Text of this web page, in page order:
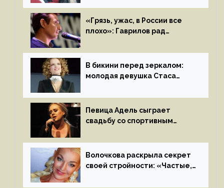
«Грязь, ужас, в России все
плохо»: Гаврилов рад
иноагентов
В бикини перед зеркалом:
молодая девушка Стаса
на камеру
Певица Адель сыграет
свадьбу со спортивным
летом
Волочкова раскрыла секрет
своей стройности: «Частые,